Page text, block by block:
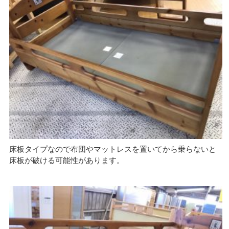
床板タイプなので布団やマットレスを置いてから乗らないと
床板が破ける可能性があります。